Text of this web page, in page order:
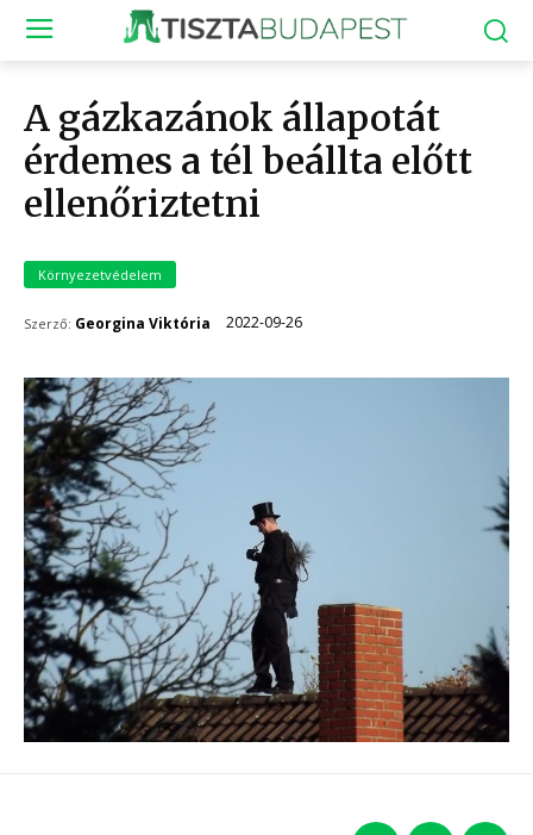
A gázkazánok állapotát
érdemes a tél beállta előtt
ellenőriztetni
Környezetvédelem
Szerző: Georgina Viktória 2022-09-26